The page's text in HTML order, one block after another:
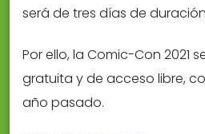
será de tres días de
Por ello, la Comic-Con 2021
gratuita y de acceso libre,
año pasado.